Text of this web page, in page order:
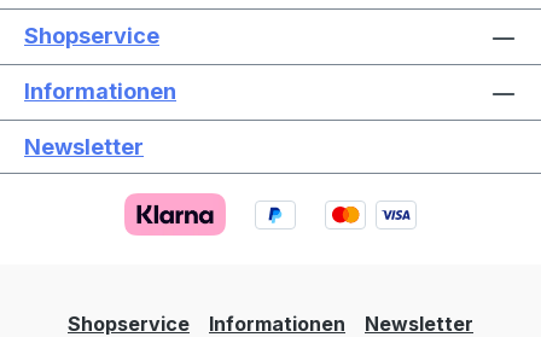
Shopservice
Informationen
Newsletter
Shopservice Informationen Newsletter
Text vergrößern
Farben invertieren Monochrom